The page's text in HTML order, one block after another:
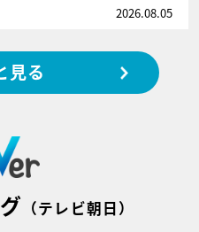
2026.08.05
見る
（テレビ朝日）